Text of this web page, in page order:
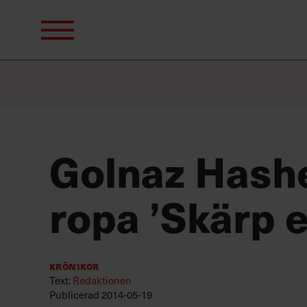
efter:
Golnaz
ropa ’Skärp
Krönikor
Text:Redaktionen
Publicerad 2014-05-19